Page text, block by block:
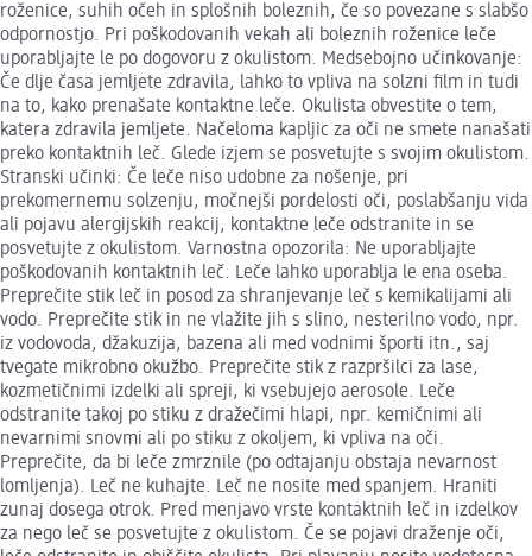
roženice, suhih očeh in splošnih boleznih, če so povezane s slabšo
odpornostjo. Pri poškodovanih vekah ali boleznih roženice leče
uporabljajte le po dogovoru z okulistom. Medsebojno učinkovanje:
Če dlje časa jemljete zdravila, lahko to vpliva na solzni film in tudi
na to, kako prenašate kontaktne leče. Okulista obvestite o tem,
katera zdravila jemljete. Načeloma kapljic za oči ne smete nanašati
preko kontaktnih leč. Glede izjem se posvetujte s svojim okulistom.
Stranski učinki: Če leče niso udobne za nošenje, pri
prekomernemu solzenju, močnejši pordelosti oči, poslabšanju vida
ali pojavu alergijskih reakcij, kontaktne leče odstranite in se
posvetujte z okulistom. Varnostna opozorila: Ne uporabljajte
poškodovanih kontaktnih leč. Leče lahko uporablja le ena oseba.
Preprečite stik leč in posod za shranjevanje leč s kemikalijami ali
vodo. Preprečite stik in ne vlažite jih s slino, nesterilno vodo, npr.
iz vodovoda, džakuzija, bazena ali med vodnimi športi itn., saj
tvegate mikrobno okužbo. Preprečite stik z razpršilci za lase,
kozmetičnimi izdelki ali spreji, ki vsebujejo aerosole. Leče
odstranite takoj po stiku z dražečimi hlapi, npr. kemičnimi ali
nevarnimi snovmi ali po stiku z okoljem, ki vpliva na oči.
Preprečite, da bi leče zmrznile (po odtajanju obstaja nevarnost
lomljenja). Leč ne kuhajte. Leč ne nosite med spanjem. Hraniti
zunaj dosega otrok. Pred menjavo vrste kontaktnih leč in izdelkov
za nego leč se posvetujte z okulistom. Če se pojavi draženje oči,